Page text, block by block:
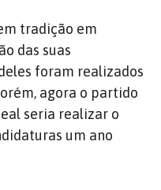
tradição em
das suas
foram realizados
agora o partido
seria realizar o
um ano